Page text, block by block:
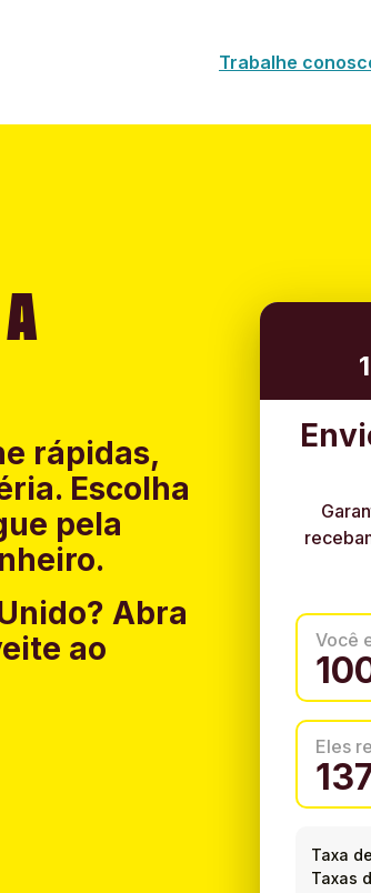
Trabalhe
rápidas,
Escolha
pela
Abra
ao
Você
Eles
Taxa
Taxas